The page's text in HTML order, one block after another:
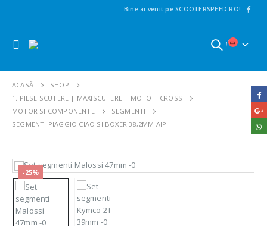
Bine ai venit pe SCOOTERSPEED.RO!
ACASĂ
SHOP
1. PIESE SCUTERE | MAXISCUTERE | MOTO | CROSS
MOTOR SI COMPONENTE
SEGMENTI
SEGMENTI PIAGGIO CIAO SI BOXER 38,2MM AIP
-25%